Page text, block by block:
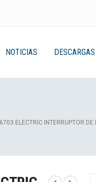
NOTICIAS DESCARGAS
ELECTRIC INTERRUPTOR